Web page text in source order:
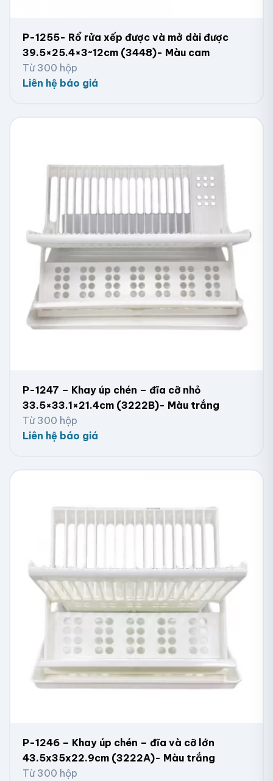
P-1255- Rổ rửa xếp được và mở dài được
39.5×25.4×3~12cm (3448)- Màu cam
Từ 300 hộp
Liên hệ báo giá
P-1247 – Khay úp chén – đĩa cỡ nhỏ
33.5×33.1×21.4cm (3222B)- Màu trắng
Từ 300 hộp
Liên hệ báo giá
P-1246 – Khay úp chén – đĩa và cỡ lớn
43.5x35x22.9cm (3222A)- Màu trắng
Từ 300 hộp